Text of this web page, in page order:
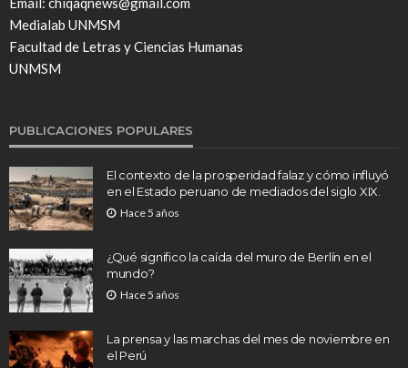
Medialab UNMSM
Facultad de Letras y Ciencias Humanas
UNMSM
PUBLICACIONES POPULARES
El contexto de la prosperidad falaz y cómo influyó
en el Estado peruano de mediados del siglo XIX.
Hace 5 años
¿Qué significo la caída del muro de Berlín en el
mundo?
Hace 5 años
La prensa y las marchas del mes de noviembre en
el Perú